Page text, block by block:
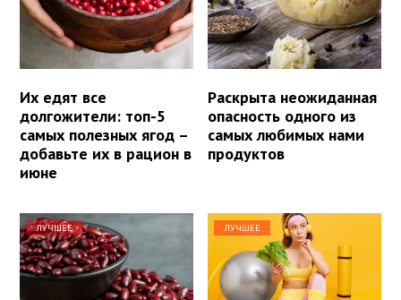
Их едят все
долгожители: топ-5
самых полезных ягод –
добавьте их в рацион в
июне
Раскрыта неожиданная
опасность одного из
самых любимых нами
продуктов
ЛУЧШЕЕ ЛУЧШЕЕ